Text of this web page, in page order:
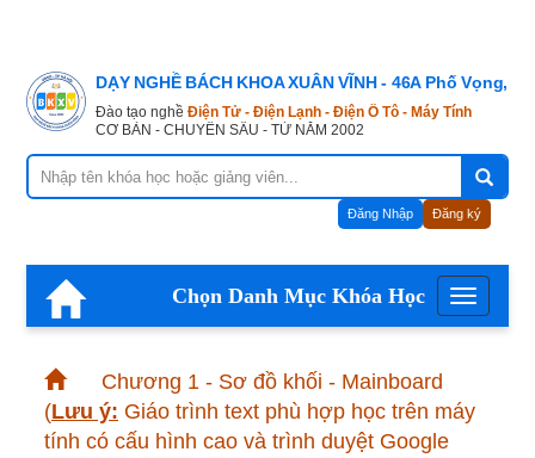
DẠY NGHỀ BÁCH KHOA XUÂN VĨNH - 46A Phố Vọng,
Đào tạo nghề Điện Tử - Điện Lạnh - Điện Ô Tô - Máy Tính
CƠ BẢN - CHUYÊN SÂU - TỪ NĂM 2002
Đăng Nhập Đăng ký
Menu
Chọn Danh Mục Khóa Học
Chương 1 - Sơ đồ khối - Mainboard
(Lưu ý: Giáo trình text phù hợp học trên máy
tính có cấu hình cao và trình duyệt Google